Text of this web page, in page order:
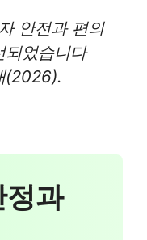
안전과 편의
되었습니다
(2026).
과